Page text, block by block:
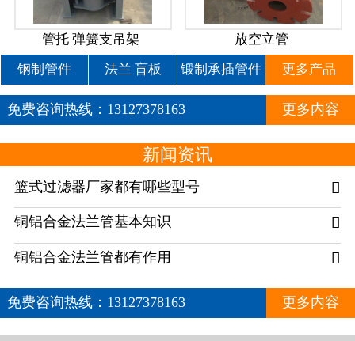
管托 弹簧支吊架 放空立管
钢制管件 法兰 盲板 锻制承插管件 更多产品
免费咨询热线： 13127378163 更多内容
新闻资讯
篮式过滤器厂家都有哪些型号 
铜铝合金法兰管基本知识 
铜铝合金法兰管都有作用 
免费咨询热线： 13127378163 更多内容